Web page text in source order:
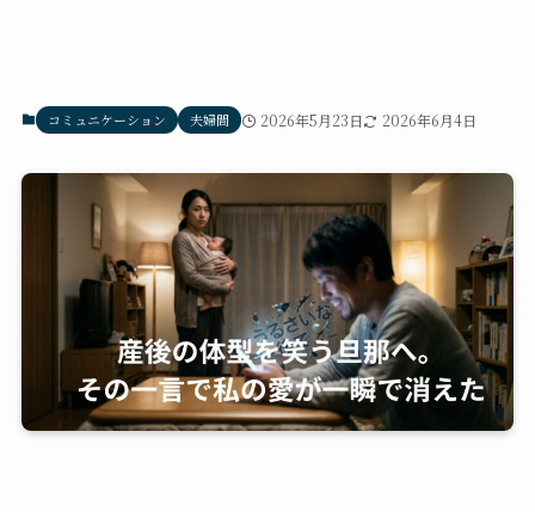
コミュニケーション 夫婦間 2026年5月23日 2026年6月4日